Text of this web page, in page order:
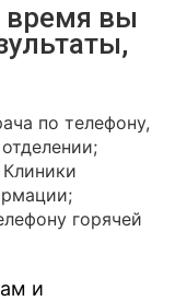
время вы
по телефону,
горячей
и